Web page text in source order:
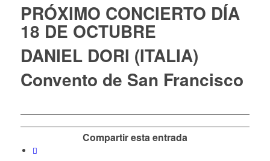
PRÓXIMO CONCIERTO DÍA
18 DE OCTUBRE
DANIEL DORI (ITALIA)
Convento de San Francisco
Compartir esta entrada